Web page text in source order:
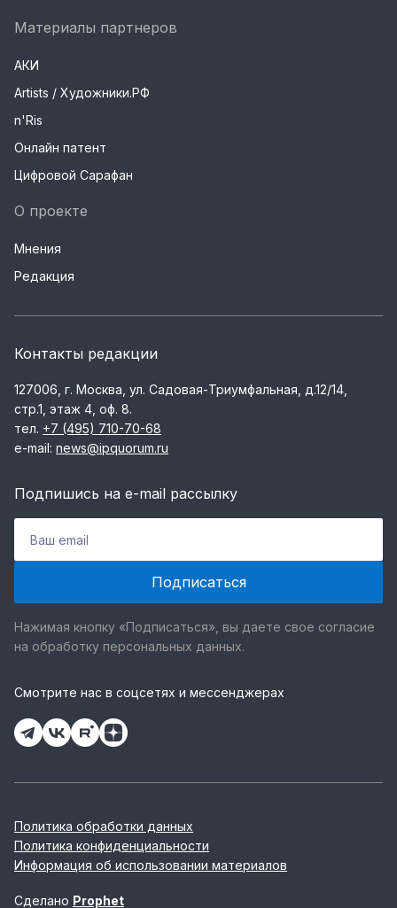
Материалы партнеров
АКИ
Artists / Художники.РФ
n'Ris
Онлайн патент
Цифровой Сарафан
О проекте
Мнения
Редакция
Контакты редакции
127006, г. Москва, ул. Садовая-Триумфальная, д.12/14,
стр.1, этаж 4, оф. 8.
тел. +7 (495) 710-70-68
e-mail: news@ipquorum.ru
Подпишись на e-mail рассылку
Нажимая кнопку «Подписаться», вы даете свое согласие
на обработку персональных данных.
Смотрите нас в соцсетях и мессенджерах
Политика обработки данных
Политика конфиденциальности
Информация об использовании материалов
Сделано Prophet